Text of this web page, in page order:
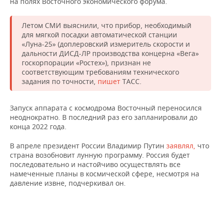
ВУЗЫ ТАТАРСТАНА
КОМУ ПРИНАДЛЕЖАТ
ТОРГОВЫЕ ЦЕНТРЫ
ТАТАРСТАНА
БАНКИ
БЮДЖЕТ
ИНВЕСТИЦИИ
АГРОПРОМ
МАШИНОСТРОЕНИЕ
НЕФТЕХИМИЯ
ОПК
ЭНЕРГЕТИКА
НОВОСТИ НЕДВИЖИМОСТИ
АВТО
НОВОСТИ АВТО
БИЗНЕС
НОВОСТИ БИЗНЕСА
РОЗНИЧНАЯ ТОРГОВЛЯ
ТРАНСПОРТ
ТЕХНОЛОГИИ
НОВОСТИ ТЕХНОЛОГИЙ
IT
ТЕЛЕКОММУНИКАЦИИ
МЕРОПРИЯТИЯ
НОВОСТИ МЕРОПРИЯТИЙ
БИЗНЕС-БРАНЧИ
ONLINE-КОНФЕРЕНЦИИ
СПОРТ
ФУТБОЛ
ХОККЕЙ
НОВОСТИ ОБЩЕСТВА
ВЛАСТЬ
ФОТОГАЛЕРЕЯ
СЮЖЕТЫ
Летом СМИ выяснили, что прибор, необходимый
для мягкой посадки автоматической станции
«Луна-25» (доплеровский измеритель скорости и
дальности ДИСД-ЛР производства концерна «Вега»
госкорпорации «Ростех»), признан не
соответствующим требованиям технического
задания по точности, пишет ТАСС.
Запуск аппарата с космодрома Восточный переносился
неоднократно. В последний раз его запланировали до
конца 2022 года.
В апреле президент России Владимир Путин заявлял, что
страна возобновит лунную программу. Россия будет
последовательно и настойчиво осуществлять все
намеченные планы в космической сфере, несмотря на
давление извне, подчеркивал он.